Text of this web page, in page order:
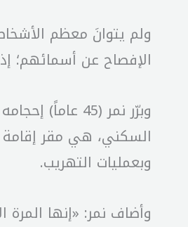
ولم يتوانَ معظم
الإفصاح عن أسمائهم؛
وبرّر نمر (45
وبعمليات التهريب.
وأضاف نمر: «إنها المرة